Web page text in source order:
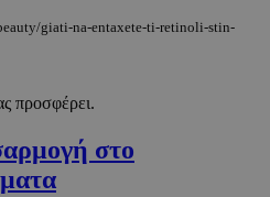
giati-na-entaxete-ti-retinoli-stin-
προσφέρει.
στο